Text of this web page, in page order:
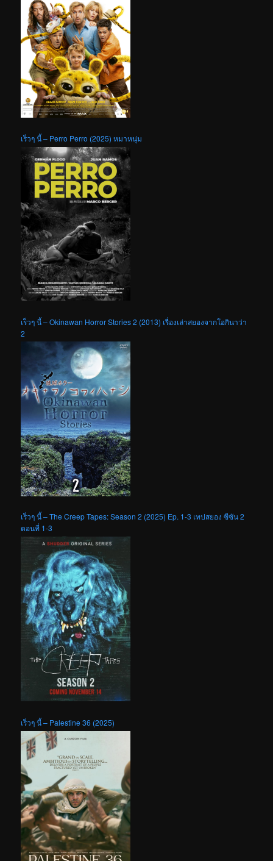
เร็วๆ นี้ – Perro Perro (2025) หมาหนุ่ม
เร็วๆ นี้ – Okinawan Horror Stories 2 (2013) เรื่องเล่าสยองจากโอกินาว่า
2
เร็วๆ นี้ – The Creep Tapes: Season 2 (2025) Ep. 1-3 เทปสยอง ซีซัน 2
ตอนที่ 1-3
เร็วๆ นี้ – Palestine 36 (2025)